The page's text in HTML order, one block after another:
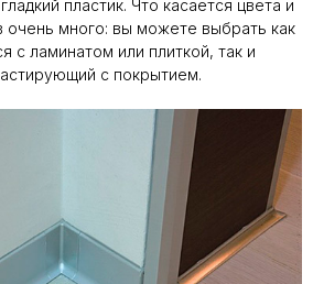
пластик. Что касается цвета и
очень много: вы можете выбрать как
с ламинатом или плиткой, так и
с покрытием.